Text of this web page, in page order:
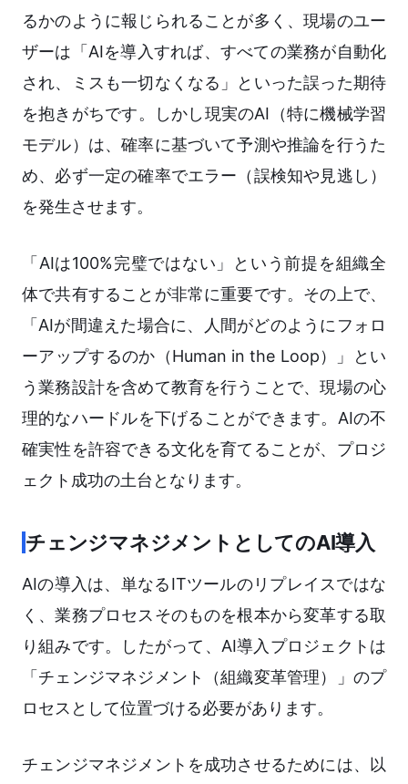
るかのように報じられることが多く、現場のユー
ザーは「AIを導入すれば、すべての業務が自動化
され、ミスも一切なくなる」といった誤った期待
を抱きがちです。しかし現実のAI（特に機械学習
モデル）は、確率に基づいて予測や推論を行うた
め、必ず一定の確率でエラー（誤検知や見逃し）
を発生させます。
「AIは100%完璧ではない」という前提を組織全
体で共有することが非常に重要です。その上で、
「AIが間違えた場合に、人間がどのようにフォロ
ーアップするのか（Human in the Loop）」とい
う業務設計を含めて教育を行うことで、現場の心
理的なハードルを下げることができます。AIの不
確実性を許容できる文化を育てることが、プロジ
ェクト成功の土台となります。
チェンジマネジメントとしてのAI導入
AIの導入は、単なるITツールのリプレイスではな
く、業務プロセスそのものを根本から変革する取
り組みです。したがって、AI導入プロジェクトは
「チェンジマネジメント（組織変革管理）」のプ
ロセスとして位置づける必要があります。
チェンジマネジメントを成功させるためには、以